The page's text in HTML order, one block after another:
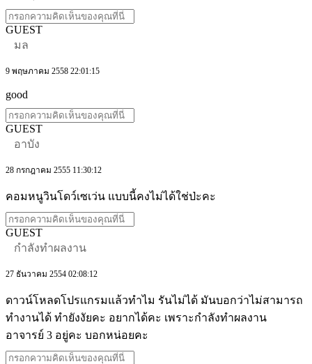
GUEST
มล
9 พฤษภาคม 2558 22:01:15
good
GUEST
อาบัง
28 กรกฎาคม 2555 11:30:12
คอมหนูวินโดว์เซเว่น แบบนี้คงไม่ได้ใช่ป่ะคะ
GUEST
กำลังทำผลงาน
27 ธันวาคม 2554 02:08:12
ดาวน์โหลดโปรแกรมแล้วทำไม รันไม่ได้ มันบอกว่าไม่สามารถ
ทำงานได้ ทำยังงัยคะ อยากได้คะ เพราะกำลังทำผลงาน
อาจารย์ 3 อยู่คะ บอกหน่อยคะ